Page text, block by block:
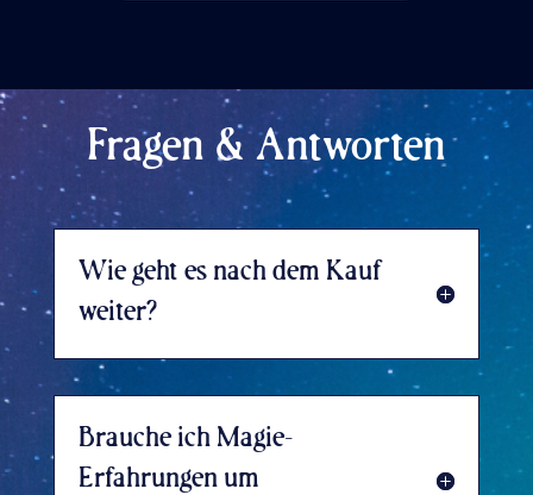
Fragen & Antworten
Wie geht es nach dem Kauf
weiter?
Brauche ich Magie-
Erfahrungen um